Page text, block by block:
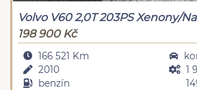
Volvo V60 2,0T 203PS Xenony/
198 900 Kč
166 521 Km
2010
benzín
1